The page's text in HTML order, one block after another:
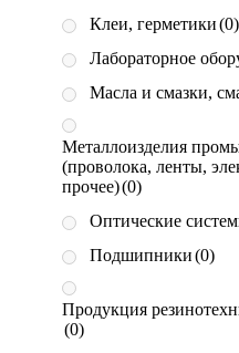
Клеи, герметики(0)
Лабораторное
Масла и смазки,
Металлоизделия
(проволока, ленты,
прочее)(0)
Оптические
Подшипники(0)
Продукция
(0)